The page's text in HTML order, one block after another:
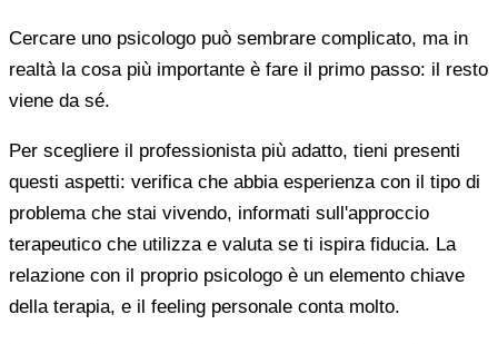
Cercare uno psicologo può sembrare complicato, ma in
realtà la cosa più importante è fare il primo passo: il resto
viene da sé.
Per scegliere il professionista più adatto, tieni presenti
questi aspetti: verifica che abbia esperienza con il tipo di
problema che stai vivendo, informati sull'approccio
terapeutico che utilizza e valuta se ti ispira fiducia. La
relazione con il proprio psicologo è un elemento chiave
della terapia, e il feeling personale conta molto.